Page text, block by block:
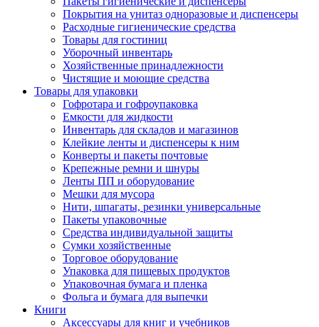
Покрытия на унитаз одноразовые и диспенсеры
Расходные гигиенические средства
Товары для гостиниц
Уборочный инвентарь
Хозяйственные принадлежности
Чистящие и моющие средства
Товары для упаковки
Гофротара и гофроупаковка
Емкости для жидкости
Инвентарь для складов и магазинов
Клейкие ленты и диспенсеры к ним
Конверты и пакеты почтовые
Крепежные ремни и шнуры
Ленты ПП и оборудование
Мешки для мусора
Нити, шпагаты, резинки универсальные
Пакеты упаковочные
Средства индивидуальной защиты
Сумки хозяйственные
Торговое оборудование
Упаковка для пищевых продуктов
Упаковочная бумага и пленка
Фольга и бумага для выпечки
Книги
Аксессуары для книг и учебников